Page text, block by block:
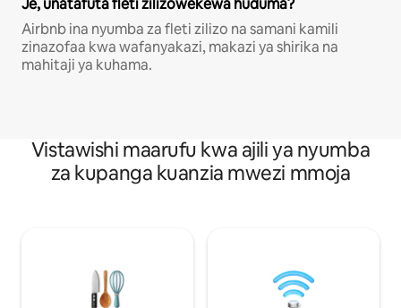
Je, unatafuta fleti zilizowekewa huduma?
Airbnb ina nyumba za fleti zilizo na samani kamili
zinazofaa kwa wafanyakazi, makazi ya shirika na
mahitaji ya kuhama.
Vistawishi maarufu kwa ajili ya nyumba
za kupanga kuanzia mwezi mmoja